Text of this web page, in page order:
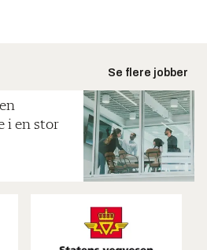
Se flere jobber
i en stor